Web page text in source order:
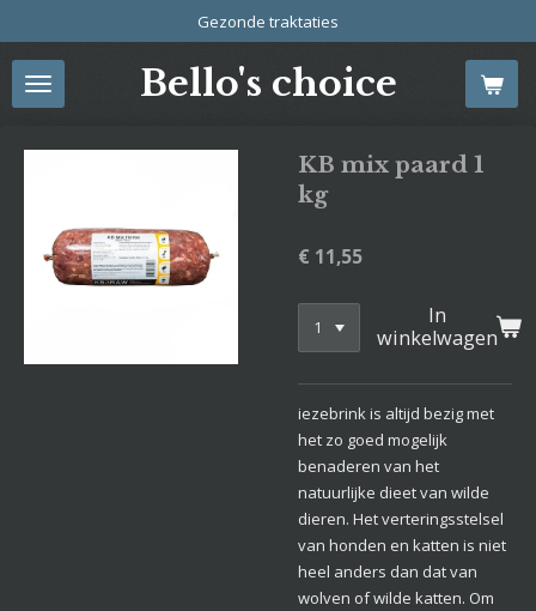
naar
de
Bello's choice
Gezonde traktaties
KB mix paard 1
kg
€ 11,55
In
winkelwagen
iezebrink is altijd bezig met
het zo goed mogelijk
benaderen van het
natuurlijke dieet van wilde
dieren. Het verteringsstelsel
van honden en katten is niet
heel anders dan dat van
wolven of wilde katten. Om